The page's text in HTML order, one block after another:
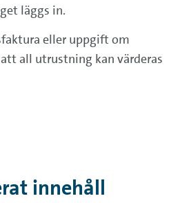
läggs in.
eller uppgift om
all utrustning kan värderas
innehåll